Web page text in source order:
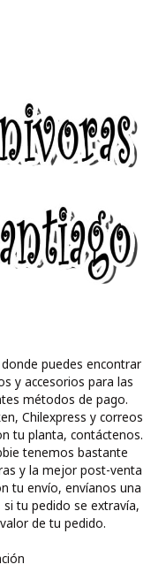
puedes encontrar
y accesorios para las
métodos de pago.
Chilexpress y correos
tu planta, contáctenos.
tenemos bastante
y la mejor post-venta
tu envío, envíanos una
tu pedido se extravía,
de tu pedido.